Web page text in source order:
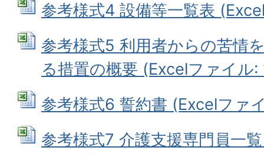
参考様式4 設備等一覧表
参考様式5 利用者からの苦情
る措置の概要 (Excelファイル:
参考様式6 誓約書 (Excelファ
参考様式7 介護支援専門員一